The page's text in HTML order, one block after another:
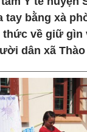
tay bằng xà
thức về giữ gìn
dân xã Thào